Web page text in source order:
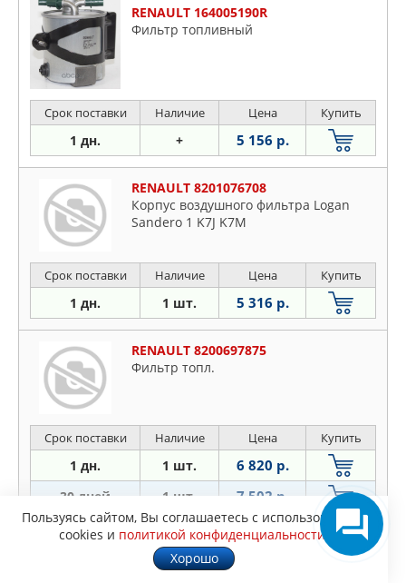
RENAULT 164005190R
Фильтр топливный
Срок поставки Наличие Цена Купить
1 дн. + 5 156 р.
RENAULT 8201076708
Корпус воздушного фильтра Logan
Sandero 1 K7J K7M
Срок поставки Наличие Цена Купить
1 дн. 1 шт. 5 316 р.
RENAULT 8200697875
Фильтр топл.
Срок поставки Наличие Цена Купить
1 дн. 1 шт. 6 820 р.
30 дней 1 шт. 7 502 р.
RENAULT 7701473120
Ремень ГРМ + 1 ролик К9К 7701477012
Пользуясь сайтом, Вы соглашаетесь с использованием
cookies и политикой конфиденциальности
Хорошо